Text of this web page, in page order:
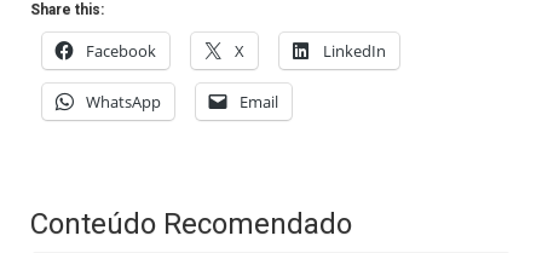
Share this:
Facebook X LinkedIn
WhatsApp Email
Conteúdo Recomendado